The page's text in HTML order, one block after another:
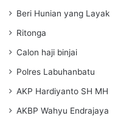
Beri Hunian yang Layak
Ritonga
Calon haji binjai
Polres Labuhanbatu
AKP Hardiyanto SH MH
AKBP Wahyu Endrajaya